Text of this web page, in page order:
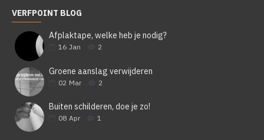
VERFPOINT BLOG
Afplaktape, welke heb je nodig?
16 Jan 2
Groene aanslag verwijderen
02 Mar 2
Buiten schilderen, doe je zo!
08 Apr 1